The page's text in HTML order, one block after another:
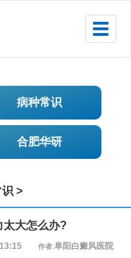
Toggle
病种常识
合肥华研
>
太大怎么办?
作者:阜阳白癜风医院